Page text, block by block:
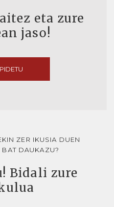
eta zure
jaso!
ZER IKUSIA DUEN
BAT DAUKAZU?
Bidali zure